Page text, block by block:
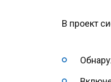
В проект